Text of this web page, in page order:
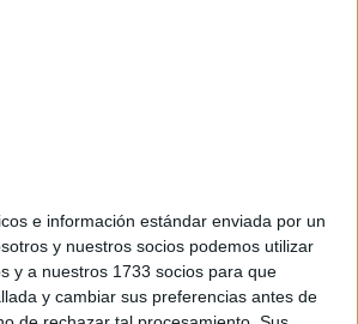
e información estándar enviada por un
y nuestros socios podemos utilizar
y a nuestros 1733 socios para que
y cambiar sus preferencias antes de